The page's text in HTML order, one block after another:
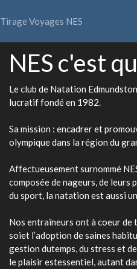
Tirage Voyages NES
NES c'est
Le club de Natation
lucratif fondé en 1982.
Sa mission : encadrer et
olympique dans la région du
Affectueusement surnommé
composée de nageurs, de leurs
du sport, la natation est aussi
Nos entraîneurs ont à coeur de
soiet l’adoption de saines
gestion dutemps, du stress et
le plaisir estessentiel, autant